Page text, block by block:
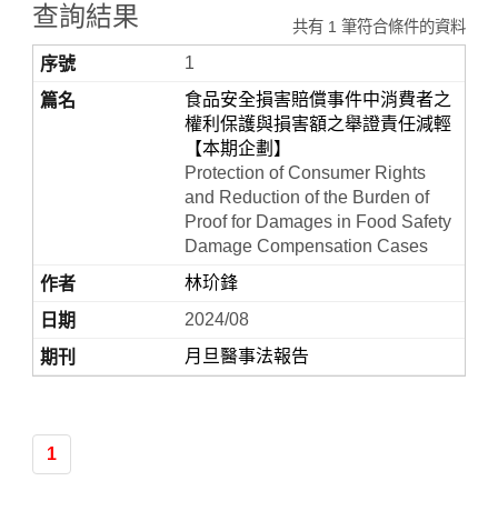
Home
查詢結果 共有 1 筆符合條件的資料
1
食品安全損害賠償事件中消費者之
權利保護與損害額之舉證責任減輕
【本期企劃】
Protection of Consumer Rights
and Reduction of the Burden of
Proof for Damages in Food Safety
Damage Compensation Cases
林玠鋒
2024/08
月旦醫事法報告
1